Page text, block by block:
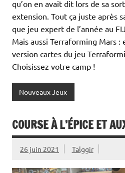
qu’on en avait dit lors de sa
extension. Tout ça juste après
que jeu expert de l’année au
Mais aussi Terraforming Mars :
version cartes du jeu
Choisissez votre camp !
Nouveaux Jeux
COURSE À L’ÉPICE ET
26 juin 2021 Talggir